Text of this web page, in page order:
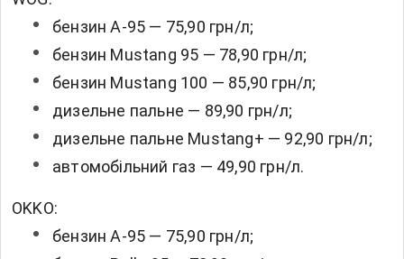
бензин А-95 — 75,90 грн/л;
бензин Mustang 95 — 78,90 грн/л;
бензин Mustang 100 — 85,90 грн/л;
дизельне пальне — 89,90 грн/л;
дизельне пальне Mustang+ — 92,90 грн/л;
автомобільний газ — 49,90 грн/л.
OKKO:
бензин А-95 — 75,90 грн/л;